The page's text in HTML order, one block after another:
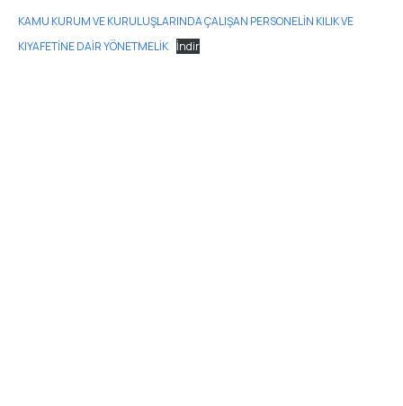
KAMU KURUM VE KURULUŞLARINDA ÇALIŞAN PERSONELİN KILIK VE
KIYAFETİNE DAİR YÖNETMELİK İndir